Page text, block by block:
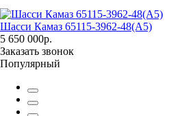
Шасси Камаз 65115-3962-48(A5)
5 650 000р.
Заказать звонок
Популярный